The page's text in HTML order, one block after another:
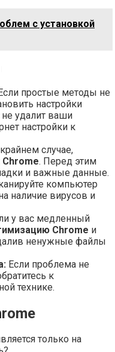
с установкой
простые методы не
настройки
удалит ваши
настройки к
случае,
Chrome. Перед этим
и важные данные.
компьютер
наличие вирусов и
у вас медленный
Chrome и
ненужные файлы
Если проблема не
к
технике.
только на